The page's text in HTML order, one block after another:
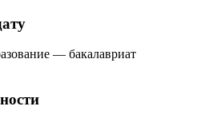
— бакалавриат